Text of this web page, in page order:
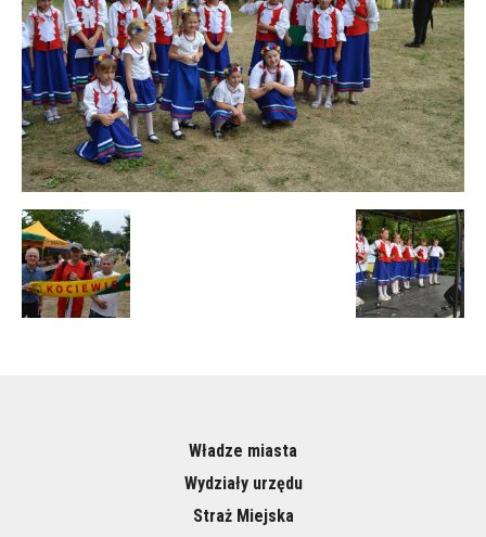
Władze miasta
Wydziały urzędu
Straż Miejska